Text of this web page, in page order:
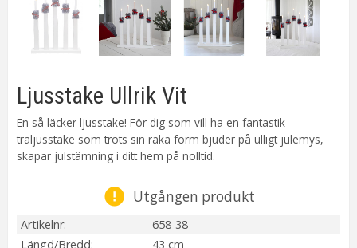
Ljusstake Ullrik Vit
En så läcker ljusstake! För dig som vill ha en fantastik
träljusstake som trots sin raka form bjuder på ulligt julemys,
skapar julstämning i ditt hem på nolltid.
Utgången produkt
Artikelnr
658-38
Längd/Bredd
43 cm